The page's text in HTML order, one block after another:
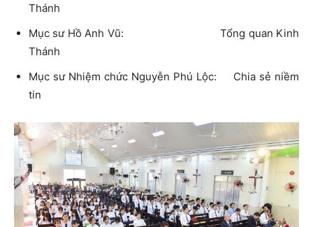
Thánh
Mục sư Hồ Anh Vũ: Tổng quan Kinh
Thánh
Mục sư Nhiệm chức Nguyễn Phú Lộc: Chia sẻ niềm
tin